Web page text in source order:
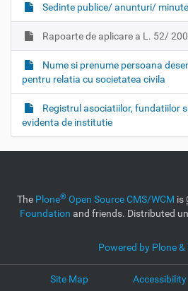
Sedinte publice/ anunturi/ minute
Rapoarte de aplicare a L. 52/
Nume si prenume persoana
pentru relatia cu societatea civila
Registrul asociatiilor, fundatiilor
evidenta de institutie
The Plone® Open Source CMS/WCM is
Foundation and friends. Distributed
Powered by Plone
Site Map Accessibility